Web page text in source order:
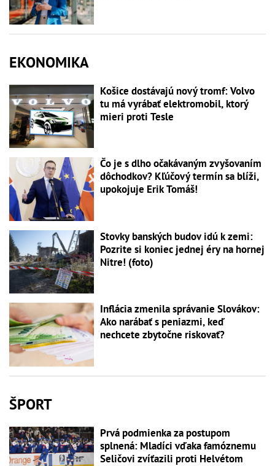
EKONOMIKA
Košice dostávajú nový tromf: Volvo
tu má vyrábať elektromobil, ktorý
mieri proti Tesle
Čo je s dlho očakávaným zvyšovaním
dôchodkov? Kľúčový termín sa blíži,
upokojuje Erik Tomáš!
Stovky banských budov idú k zemi:
Pozrite si koniec jednej éry na hornej
Nitre! (foto)
Inflácia zmenila správanie Slovákov:
Ako narábať s peniazmi, keď
nechcete zbytočne riskovať?
ŠPORT
Prvá podmienka za postupom
splnená: Mladíci vďaka famóznemu
Seličovi zvíťazili proti Helvétom